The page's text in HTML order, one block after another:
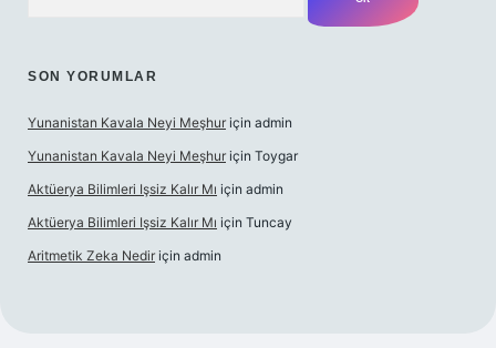
SON YORUMLAR
Yunanistan Kavala Neyi Meşhur için admin
Yunanistan Kavala Neyi Meşhur için Toygar
Aktüerya Bilimleri Işsiz Kalır Mı için admin
Aktüerya Bilimleri Işsiz Kalır Mı için Tuncay
Aritmetik Zeka Nedir için admin